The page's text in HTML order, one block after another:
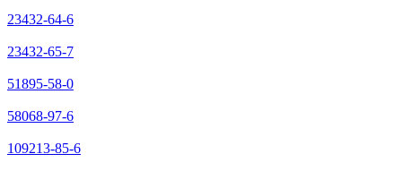
23432-64-6
23432-65-7
51895-58-0
58068-97-6
109213-85-6